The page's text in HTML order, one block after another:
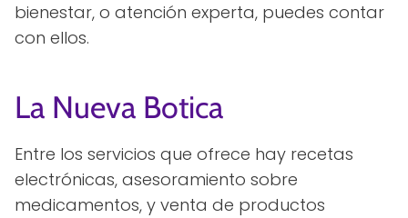
bienestar, o atención experta, puedes contar
con ellos.
La Nueva Botica
Entre los servicios que ofrece hay recetas
electrónicas, asesoramiento sobre
medicamentos, y venta de productos